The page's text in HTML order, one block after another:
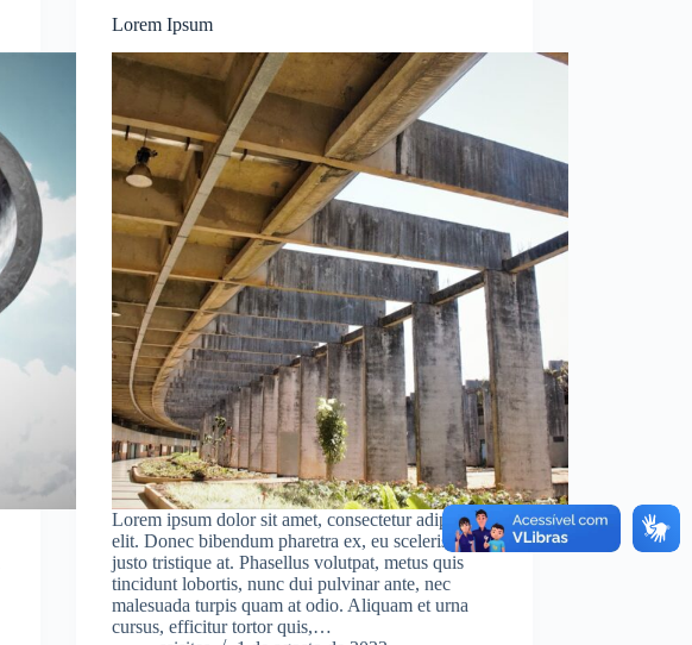
Lorem Ipsum
Lorem ipsum dolor sit amet, consectetur adipiscing
elit. Donec bibendum pharetra ex, eu scelerisque
justo tristique at. Phasellus volutpat, metus quis
tincidunt lobortis, nunc dui pulvinar ante, nec
malesuada turpis quam at odio. Aliquam et urna
cursus, efficitur tortor quis,…